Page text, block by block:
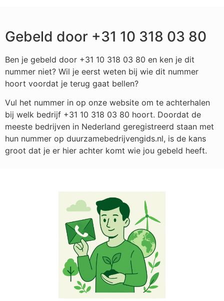
Gebeld door +31 10 318 03 80
Ben je gebeld door +31 10 318 03 80 en ken je dit
nummer niet? Wil je eerst weten bij wie dit nummer
hoort voordat je terug gaat bellen?
Vul het nummer in op onze website om te achterhalen
bij welk bedrijf +31 10 318 03 80 hoort. Doordat de
meeste bedrijven in Nederland geregistreerd staan met
hun nummer op duurzamebedrijvengids.nl, is de kans
groot dat je er hier achter komt wie jou gebeld heeft.